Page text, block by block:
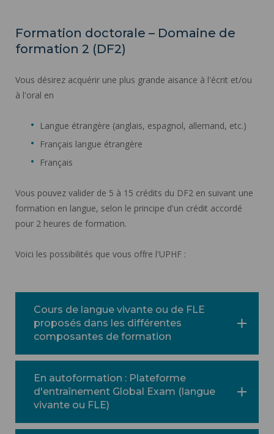
Formation doctorale – Domaine de
formation 2 (DF2)
Vous désirez acquérir une plus grande aisance à l'écrit et/ou
à l'oral en
Langue étrangère (anglais, espagnol, allemand, etc.)
Français langue étrangère
Français
Vous pouvez valider de 5 à 15 crédits du DF2 en suivant une
formation en langue, selon le principe d'un crédit accordé
pour 2 heures de formation.
Voici les possibilités que vous offre l'UPHF :
Cours de langue vivante ou de FLE
proposés dans les différentes
composantes de formation
En autoformation : Plateforme
d'entraînement Global Exam (langue
vivante ou FLE)